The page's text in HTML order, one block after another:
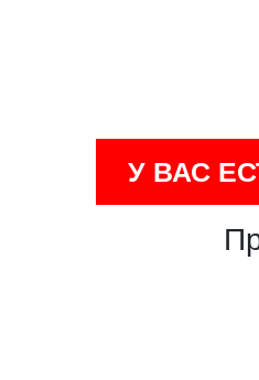
У ВАС